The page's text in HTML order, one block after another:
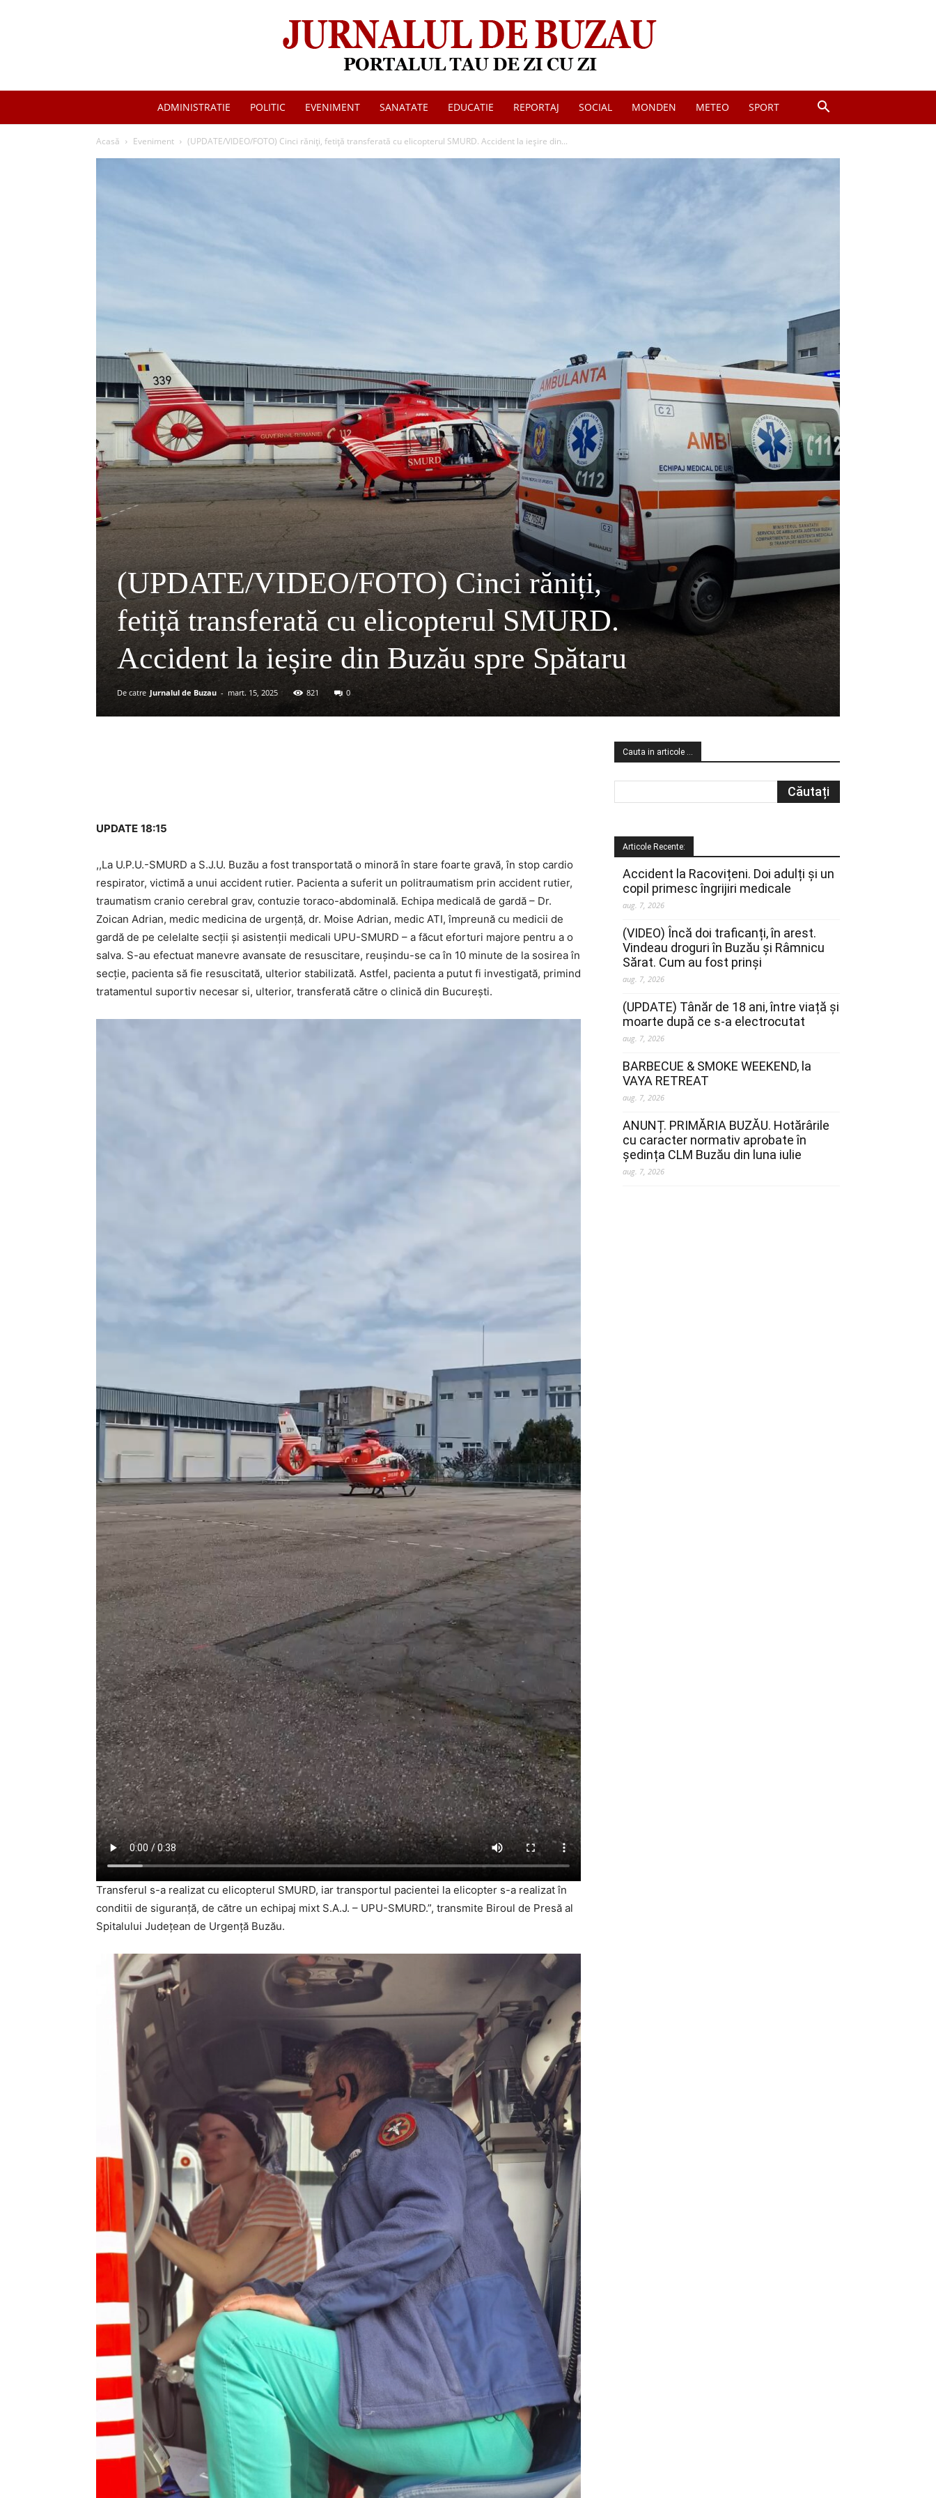
Jurnalul
ADMINISTRATIE POLITIC EVENIMENT SANATATE EDUCATIE REPORTAJ SOCIAL MONDEN METEO SPORT
Acasă Eveniment (UPDATE/VIDEO/FOTO) Cinci răniți, fetiță transferată cu elicopterul SMURD. Accident la ieșire din...
(UPDATE/VIDEO/FOTO) Cinci răniți,
fetiță transferată cu elicopterul SMURD.
Accident la ieșire din Buzău spre Spătaru
De catre Jurnalul de Buzau - mart. 15, 2025 821 0
UPDATE 18:15
,,La U.P.U.-SMURD a S.J.U. Buzău a fost transportată o minoră în stare foarte gravă, în stop cardio
respirator, victimă a unui accident rutier. Pacienta a suferit un politraumatism prin accident rutier,
traumatism cranio cerebral grav, contuzie toraco-abdominală. Echipa medicală de gardă – Dr.
Zoican Adrian, medic medicina de urgență, dr. Moise Adrian, medic ATI, împreună cu medicii de
gardă de pe celelalte secții și asistenții medicali UPU-SMURD – a făcut eforturi majore pentru a o
salva. S-au efectuat manevre avansate de resuscitare, reușindu-se ca în 10 minute de la sosirea în
secție, pacienta să fie resuscitată, ulterior stabilizată. Astfel, pacienta a putut fi investigată, primind
tratamentul suportiv necesar si, ulterior, transferată către o clinică din București.
Transferul s-a realizat cu elicopterul SMURD, iar transportul pacientei la elicopter s-a realizat în
conditii de siguranță, de către un echipaj mixt S.A.J. – UPU-SMURD.”, transmite Biroul de Presă al
Spitalului Județean de Urgență Buzău.
Cauta in articole …
Articole Recente:
Accident la Racovițeni. Doi adulți și un
copil primesc îngrijiri medicale
aug. 7, 2026
(VIDEO) Încă doi traficanți, în arest.
Vindeau droguri în Buzău și Râmnicu
Sărat. Cum au fost prinși
aug. 7, 2026
(UPDATE) Tânăr de 18 ani, între viață și
moarte după ce s-a electrocutat
aug. 7, 2026
BARBECUE & SMOKE WEEKEND, la
VAYA RETREAT
aug. 7, 2026
ANUNȚ. PRIMĂRIA BUZĂU. Hotărârile
cu caracter normativ aprobate în
ședința CLM Buzău din luna iulie
aug. 7, 2026